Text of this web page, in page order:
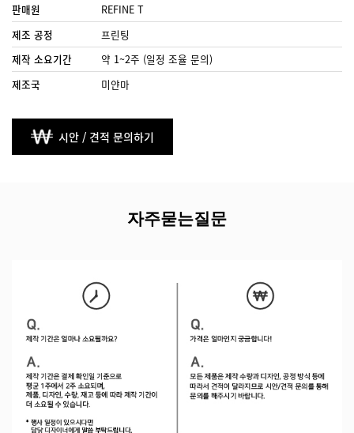
판매원
REFINE T
제조 공정
프린팅
제작 소요기간
약 1~2주 (일정 조율 문의)
제조국
미얀마
시안 / 견적 문의하기
자주묻는질문